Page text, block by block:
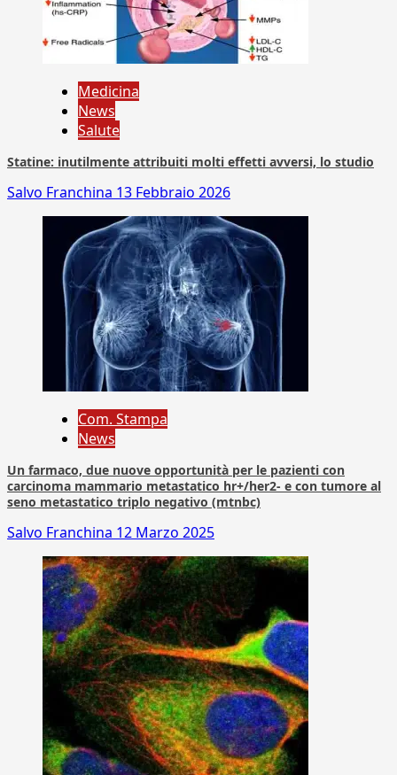
Medicina
News
Salute
Statine: inutilmente attribuiti molti effetti avversi, lo studio
Salvo Franchina 13 Febbraio 2026
Com. Stampa
News
Un farmaco, due nuove opportunità per le pazienti con
carcinoma mammario metastatico hr+/her2- e con tumore al
seno metastatico triplo negativo (mtnbc)
Salvo Franchina 12 Marzo 2025